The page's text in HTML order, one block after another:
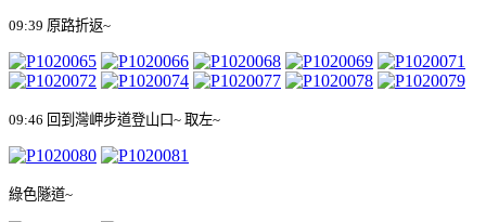
09:39 原路折返~
09:46 回到灣岬步道登山口~ 取左~
綠色隧道~